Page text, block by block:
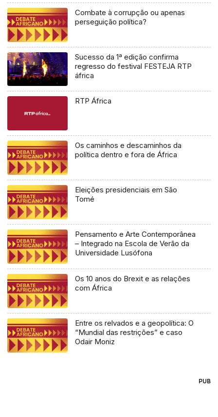
Combate à corrupção ou apenas
perseguição política?
Sucesso da 1ª edição confirma
regresso do festival FESTEJA RTP
áfrica
RTP África
Os caminhos e descaminhos da
política dentro e fora de África
Eleições presidenciais em São
Tomé
Pensamento e Arte Contemporânea
– Integrado na Escola de Verão da
Universidade Lusófona
Os 10 anos do Brexit e as relações
com África
Entre os relvados e a geopolítica: O
“Mundial das restrições” e caso
Odair Moniz
PUB